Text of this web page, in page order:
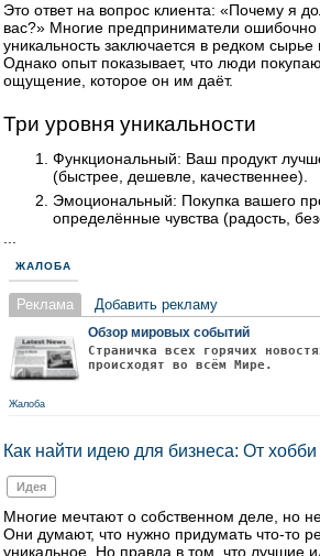
Это ответ на вопрос клиента: «Почему я
вас?» Многие предприниматели ошибочно
уникальность заключается в редком сырье
Однако опыт показывает, что люди
ощущение, которое он им даёт.
Три уровня уникальности
Функциональный: Ваш продукт
(быстрее, дешевле, качественнее).
Эмоциональный: Покупка вашего
определённые чувства (радость,
ЖАЛОБА
Реклама Добавить рекламу
Обзор мировых событий
Страничка всех горячих
происходят во всём Мире.
Жалоба
Как найти идею для бизнеса: От хобби
Идея
Многие мечтают о собственном деле, но не
Они думают, что нужно придумать что-то
уникальное. Но правда в том, что лучшие